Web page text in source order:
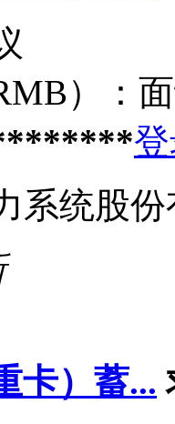
）：
系统股
卡）蓄...